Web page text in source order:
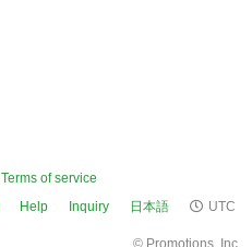
Terms of service
Help Inquiry 日本語 UTC
© Promotions, Inc.